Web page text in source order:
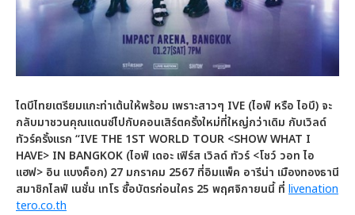
ไดบึไทยเตรียมแกะท่าเต้นให้พร้อม เพราะสาวๆ IVE (ไอฟ์ หรือ ไอบึ) จะ
กลับมาชวนคุณแดนซ์ไปกับคอนเสิร์ตครั้งใหม่ที่ใหญ่กว่าเดิม กับเวิลด์
ทัวร์ครั้งแรก “IVE THE 1ST WORLD TOUR <SHOW WHAT I
HAVE> IN BANGKOK (ไอฟ์ เดอะ เฟิร์ส เวิลด์ ทัวร์ <โชว์ วอท ไอ
แฮฟ> อิน แบงค็อก) 27 มกราคม 2567 ที่อิมแพ็ค อารีน่า เมืองทองธานี
สมาชิกไลฟ์ เนชั่น เทโร ซื้อบัตรก่อนใคร 25 พฤศจิกายนนี้ ที่ livenation
tero.co.th